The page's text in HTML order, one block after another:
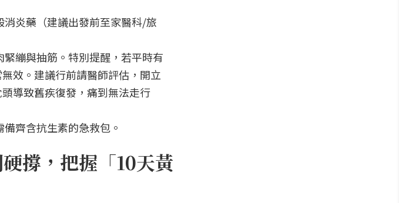
消炎藥（建議出發前至家醫科/旅
繃與抽筋。特別提醒，若平時有
效。建議行前請醫師評估，開立
導致舊疾復發，痛到無法走行
齊含抗生素的急救包。
撐，把握「10天黃